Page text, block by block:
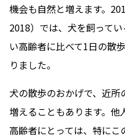
機会も自然と増えます。
2018）では、犬を飼って
い高齢者に比べて1日の散
りました。
犬の散歩のおかげで、近
増えることもあります。
高齢者にとっては、特にこ